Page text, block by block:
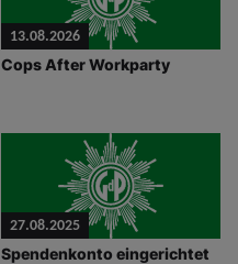
13.08.2026
Cops After Workparty
27.08.2025
Spendenkonto eingerichtet